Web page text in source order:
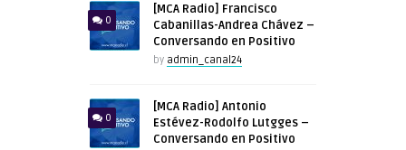
0
[MCA Radio] Francisco
Cabanillas-Andrea Chávez –
Conversando en Positivo
by admin_canal24
0
[MCA Radio] Antonio
Estévez-Rodolfo Lutgges –
Conversando en Positivo